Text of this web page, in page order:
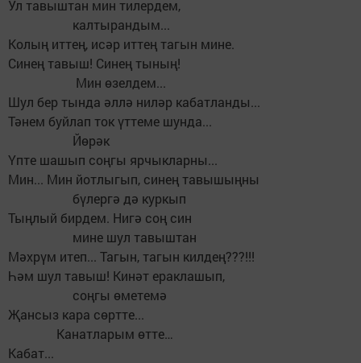
Ул тавыштан мин тилердем,
калтырандым...
Колың иттең, исәр иттең тагын мине.
Синең тавыш! Синең тының!
Мин өзелдем...
Шул бер тында әллә ниләр кабатланды...
Тәнем буйлап ток үттеме шунда...
Йөрәк
Үпте шашып соңгы ярчыкларны...
Мин... Мин йотлыгып, синең тавышыңны
бүлергә дә куркып
Тыңлый бирдем. Нигә соң син
мине шул тавыштан
Мәхрүм итеп... Тагын, тагын килдең???!!!
Һәм шул тавыш! Кинәт ераклашып,
соңгы өметемә
Җансыз кара сөртте...
Канатларым өтте…
Кабат...